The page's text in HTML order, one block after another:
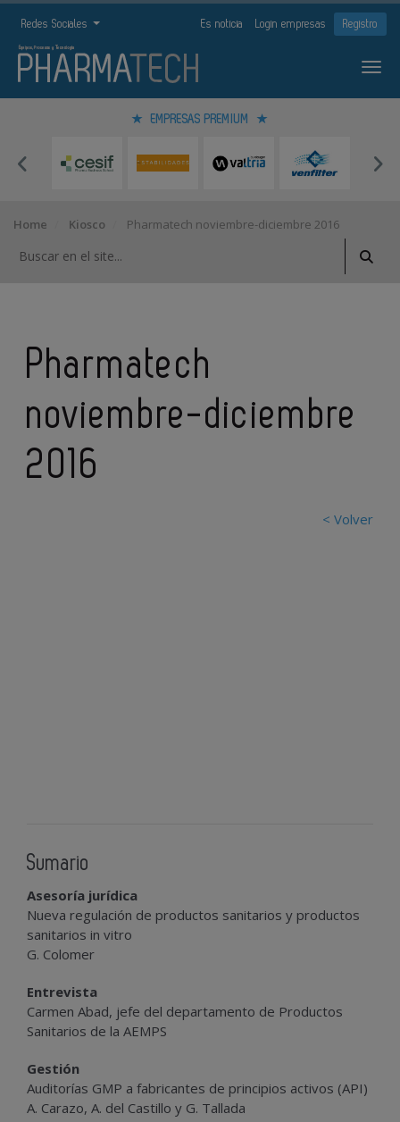
Redes Sociales Es noticia Login empresas Registro
EMPRESAS PREMIUM
Home Kiosco Pharmatech noviembre-diciembre 2016
Pharmatech
noviembre-diciembre
2016
< Volver
Sumario
Asesoría jurídica
Nueva regulación de productos sanitarios y productos
sanitarios in vitro
G. Colomer
Entrevista
Carmen Abad, jefe del departamento de Productos
Sanitarios de la AEMPS
Gestión
Auditorías GMP a fabricantes de principios activos (API)
A. Carazo, A. del Castillo y G. Tallada